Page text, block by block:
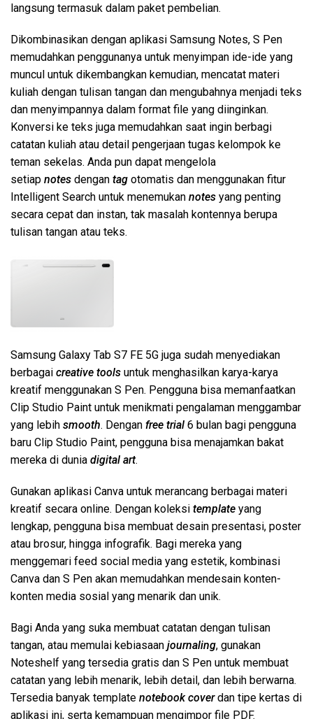
langsung termasuk dalam paket pembelian.
Dikombinasikan dengan aplikasi Samsung Notes, S Pen
memudahkan penggunanya untuk menyimpan ide-ide yang
muncul untuk dikembangkan kemudian, mencatat materi
kuliah dengan tulisan tangan dan mengubahnya menjadi teks
dan menyimpannya dalam format file yang diinginkan.
Konversi ke teks juga memudahkan saat ingin berbagi
catatan kuliah atau detail pengerjaan tugas kelompok ke
teman sekelas. Anda pun dapat mengelola
setiap notes dengan tag otomatis dan menggunakan fitur
Intelligent Search untuk menemukan notes yang penting
secara cepat dan instan, tak masalah kontennya berupa
tulisan tangan atau teks.
Samsung Galaxy Tab S7 FE 5G juga sudah menyediakan
berbagai creative tools untuk menghasilkan karya-karya
kreatif menggunakan S Pen. Pengguna bisa memanfaatkan
Clip Studio Paint untuk menikmati pengalaman menggambar
yang lebih smooth. Dengan free trial 6 bulan bagi pengguna
baru Clip Studio Paint, pengguna bisa menajamkan bakat
mereka di dunia digital art.
Gunakan aplikasi Canva untuk merancang berbagai materi
kreatif secara online. Dengan koleksi template yang
lengkap, pengguna bisa membuat desain presentasi, poster
atau brosur, hingga infografik. Bagi mereka yang
menggemari feed social media yang estetik, kombinasi
Canva dan S Pen akan memudahkan mendesain konten-
konten media sosial yang menarik dan unik.
Bagi Anda yang suka membuat catatan dengan tulisan
tangan, atau memulai kebiasaan journaling, gunakan
Noteshelf yang tersedia gratis dan S Pen untuk membuat
catatan yang lebih menarik, lebih detail, dan lebih berwarna.
Tersedia banyak template notebook coverdan tipe kertas di
aplikasi ini, serta kemampuan mengimpor file PDF.